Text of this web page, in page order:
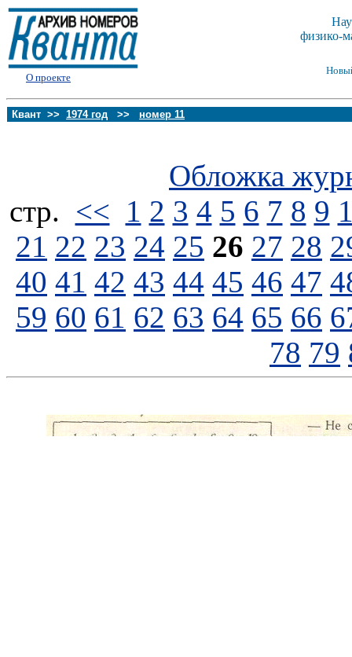
О проекте
физико-
Квант >> 1974 год >> номер 11
Обложка
стp. << 1 2 3 4 5 6 7 8 9
21 22 23 24 25 26 27 28
40 41 42 43 44 45 46 47
59 60 61 62 63 64 65 66
78 79